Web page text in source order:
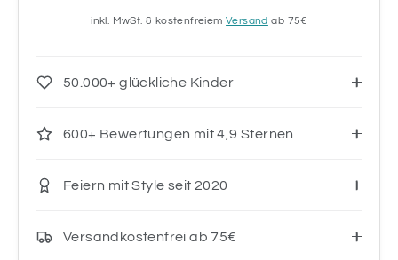
inkl. MwSt. & kostenfreiemVersand ab 75€
50.000+ glückliche Kinder
600+ Bewertungen mit 4,9 Sternen
Feiern mit Style seit 2020
Versandkostenfrei ab 75€